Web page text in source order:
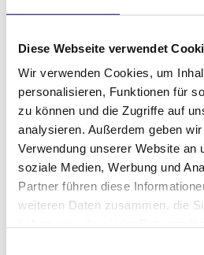
Diese Webseite verwendet
Wir verwenden Cookies, um
personalisieren, Funktionen für
zu können und die Zugriffe auf
analysieren. Außerdem geben
Verwendung unserer Website an
soziale Medien, Werbung und
Partner führen diese
weiteren Daten zusammen, die
MACHER FESTIVAL
03.09.2026
BAUPART 2026